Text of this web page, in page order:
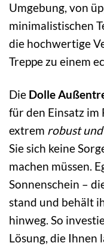
Umgebung, von
minimalistischen
die hochwertige
Treppe zu einem
Die Dolle
für den Einsatz im
extrem robust
Sie sich keine
machen müssen.
Sonnenschein –
stand und behält
hinweg. So
Lösung, die Ihnen